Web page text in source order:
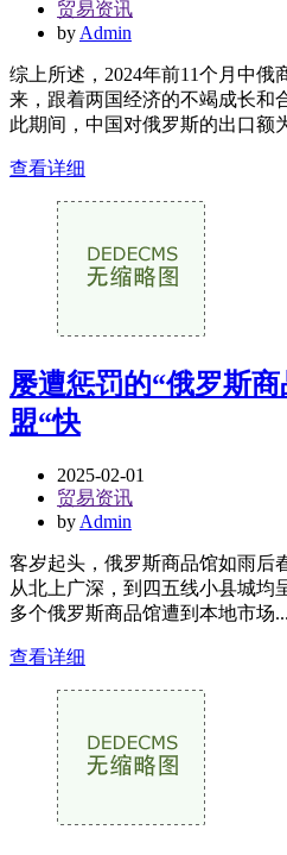
贸易资讯
by Admin
综上所述，2024年前11个月中俄
来，跟着两国经济的不竭成长和
此期间，中国对俄罗斯的出口额
查看详细
屡遭惩罚的“俄罗斯
盟“快
2025-02-01
贸易资讯
by Admin
客岁起头，俄罗斯商品馆如雨后
从北上广深，到四五线小县城均
多个俄罗斯商品馆遭到本地市场...
查看详细